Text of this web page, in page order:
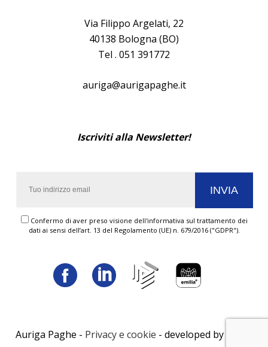
Via Filippo Argelati, 22
40138 Bologna (BO)
Tel . 051 391772
auriga@aurigapaghe.it
Iscriviti alla Newsletter!
Confermo di aver preso visione dell'informativa sul trattamento dei
dati ai sensi dell’art. 13 del Regolamento (UE) n. 679/2016 ("GDPR").
Auriga Paghe - Privacy e cookie - developed by